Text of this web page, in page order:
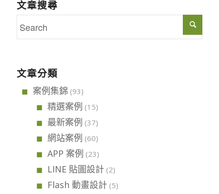
文章搜尋
文章分類
案例集錦 (93)
精選案例 (15)
最新案例 (37)
網站案例 (60)
APP 案例 (23)
LINE 貼圖設計(2)
Flash 動畫設計(5)